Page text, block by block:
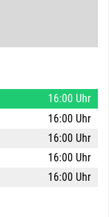
16:00 Uhr
16:00 Uhr
16:00 Uhr
16:00 Uhr
16:00 Uhr